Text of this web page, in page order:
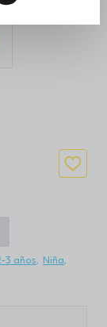
3 años
Niña